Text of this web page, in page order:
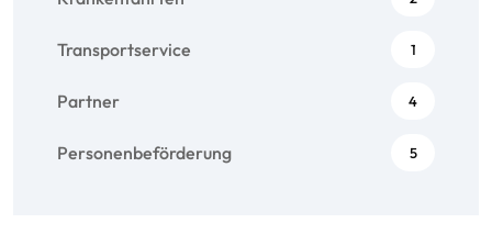
Transportservice 1
Partner 4
Personenbeförderung 5